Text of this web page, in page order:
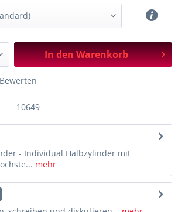
In denWarenkorb
Bewerten
10649
- Individual Halbzylinder mit
mehr